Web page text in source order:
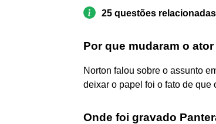
25 questões
Por que mudaram o
Norton falou sobre o assunto
deixar o papel foi o fato de que
Onde foi gravado